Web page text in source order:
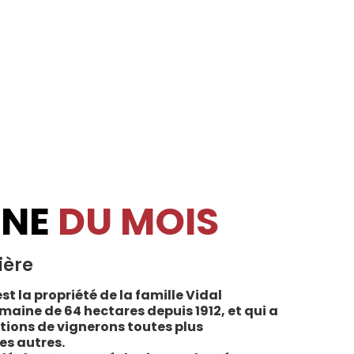
DU MOIS
la propriété de la famille Vidal
de 64 hectares depuis 1912, et qui a
de vignerons toutes plus
autres.